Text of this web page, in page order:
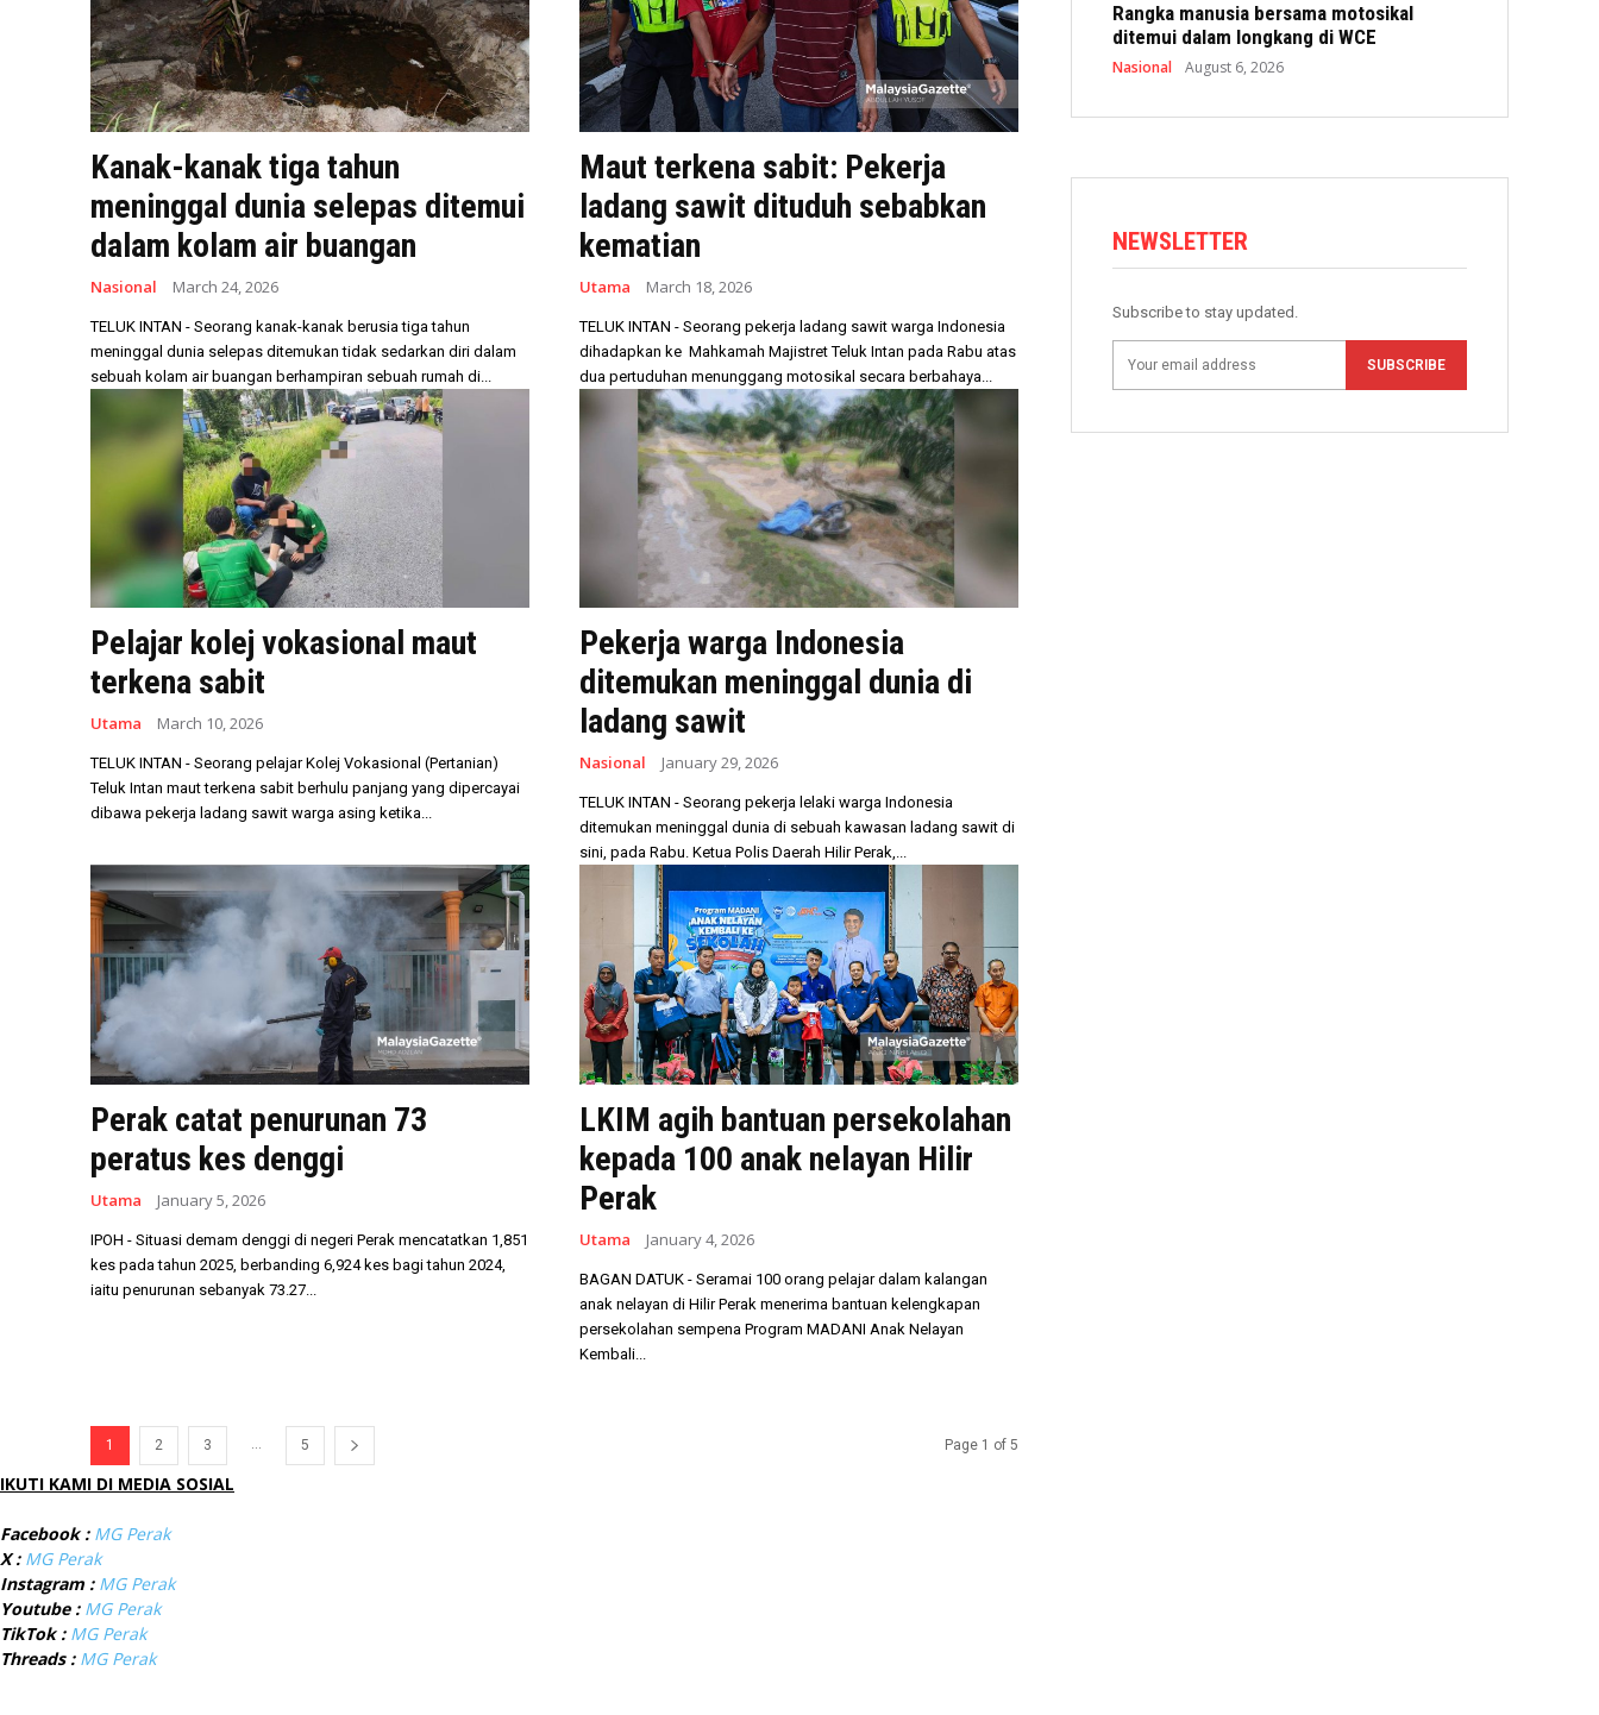
Kanak-kanak tiga tahun
meninggal dunia selepas ditemui
dalam kolam air buangan
Nasional March 24, 2026
TELUK INTAN - Seorang kanak-kanak berusia tiga tahun
meninggal dunia selepas ditemukan tidak sedarkan diri dalam
sebuah kolam air buangan berhampiran sebuah rumah di...
Maut terkena sabit: Pekerja
ladang sawit dituduh sebabkan
kematian
Utama March 18, 2026
TELUK INTAN - Seorang pekerja ladang sawit warga Indonesia
dihadapkan ke Mahkamah Majistret Teluk Intan pada Rabu atas
dua pertuduhan menunggang motosikal secara berbahaya...
Pelajar kolej vokasional maut
terkena sabit
Utama March 10, 2026
TELUK INTAN - Seorang pelajar Kolej Vokasional (Pertanian)
Teluk Intan maut terkena sabit berhulu panjang yang dipercayai
dibawa pekerja ladang sawit warga asing ketika...
Pekerja warga Indonesia
ditemukan meninggal dunia di
ladang sawit
Nasional January 29, 2026
TELUK INTAN - Seorang pekerja lelaki warga Indonesia
ditemukan meninggal dunia di sebuah kawasan ladang sawit di
sini, pada Rabu. Ketua Polis Daerah Hilir Perak,...
Perak catat penurunan 73
peratus kes denggi
Utama January 5, 2026
IPOH - Situasi demam denggi di negeri Perak mencatatkan 1,851
kes pada tahun 2025, berbanding 6,924 kes bagi tahun 2024,
iaitu penurunan sebanyak 73.27...
LKIM agih bantuan persekolahan
kepada 100 anak nelayan Hilir
Perak
Utama January 4, 2026
BAGAN DATUK - Seramai 100 orang pelajar dalam kalangan
anak nelayan di Hilir Perak menerima bantuan kelengkapan
persekolahan sempena Program MADANI Anak Nelayan
Kembali...
1 2 3 5 Page 1 of 5
Rangka manusia bersama motosikal
ditemui dalam longkang di WCE
Nasional August 6, 2026
NEWSLETTER
Subscribe to stay updated.
SUBSCRIBE
IKUTI KAMI DI MEDIA SOSIAL
Facebook : MG Perak
X : MG Perak
Instagram : MG Perak
Youtube : MG Perak
TikTok : MG Perak
Threads : MG Perak